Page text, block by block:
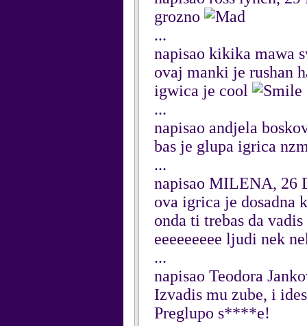
grozno
...
napisao kikika mawa
ovaj manki je rushan
igwica je cool
...
napisao andjela
bas je glupa igrica
...
napisao MILENA, 26
ova igrica je dosadna
onda ti trebas da
eeeeeeeee ljudi nek
...
napisao Teodora
Izvadis mu zube, i
Preglupo s****e!